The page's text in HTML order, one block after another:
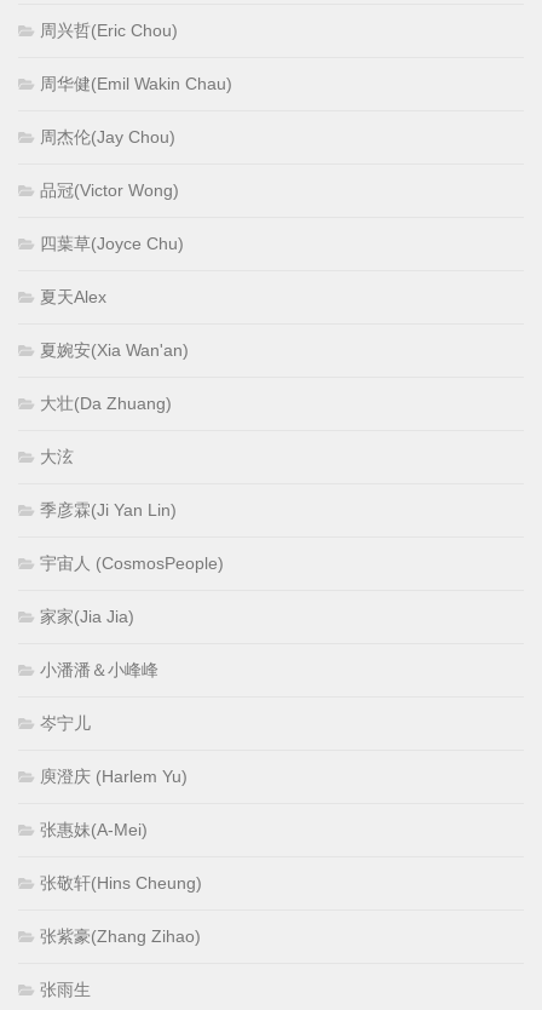
周兴哲(Eric Chou)
周华健(Emil Wakin Chau)
周杰伦(Jay Chou)
品冠(Victor Wong)
四葉草(Joyce Chu)
夏天Alex
夏婉安(Xia Wan'an)
大壮(Da Zhuang)
大泫
季彦霖(Ji Yan Lin)
宇宙人 (CosmosPeople)
家家(Jia Jia)
小潘潘＆小峰峰
岑宁儿
庾澄庆 (Harlem Yu)
张惠妹(A-Mei)
张敬轩(Hins Cheung)
张紫豪(Zhang Zihao)
张雨生